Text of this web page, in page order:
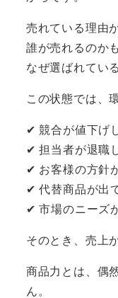
売れている理由
誰が売れるのか
なぜ選ばれてい
この状態では、
✔ 競合が値下げ
✔ 担当者が退職
✔ お客様の方針
✔ 代替商品が出
✔ 市場のニーズ
そのとき、売上
商品力とは、偶
ん。